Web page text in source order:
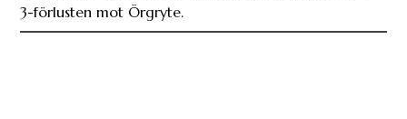
3-förlusten mot Örgryte.